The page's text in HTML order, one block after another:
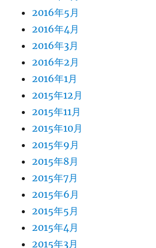
2016年5月
2016年4月
2016年3月
2016年2月
2016年1月
2015年12月
2015年11月
2015年10月
2015年9月
2015年8月
2015年7月
2015年6月
2015年5月
2015年4月
2015年3月